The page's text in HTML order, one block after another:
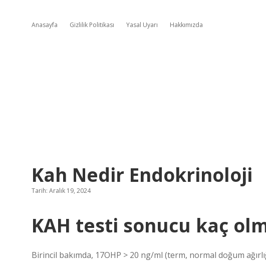
Anasayfa Gizlilik Politikası Yasal Uyarı Hakkımızda
Kah Nedir Endokrinoloji
Tarih: Aralık 19, 2024
KAH testi sonucu kaç
Birincil bakımda, 17OHP > 20 ng/ml (term, normal doğum